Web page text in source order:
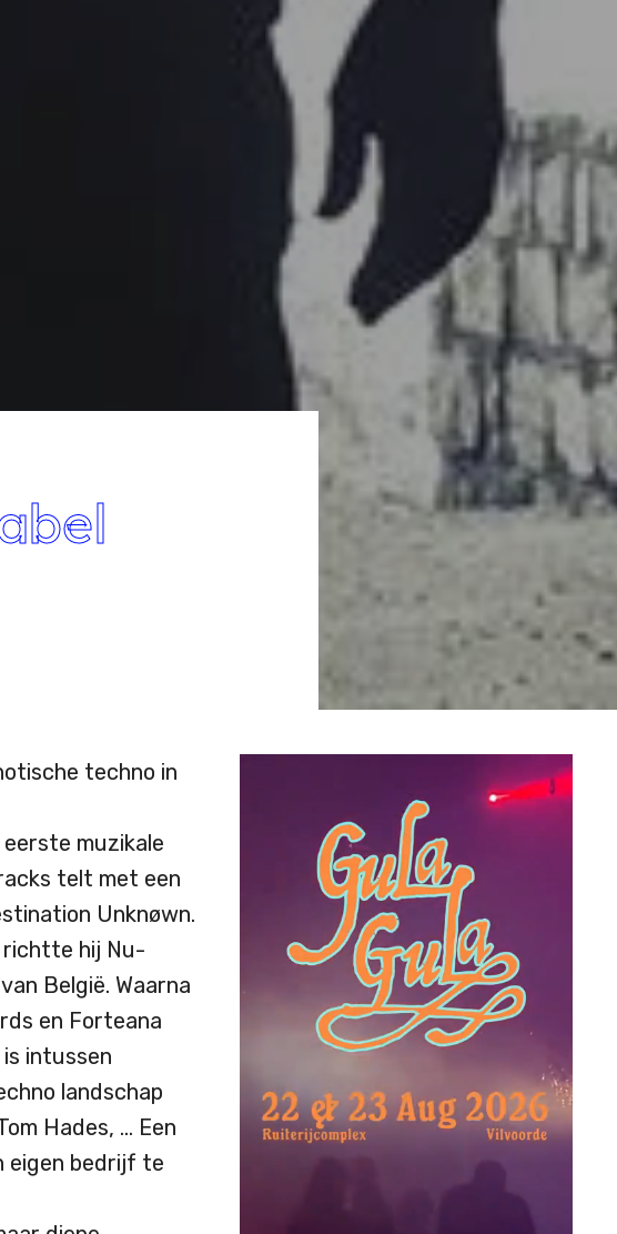
techno in
muzikale
telt met een
Unknøwn.
hij Nu-
België. Waarna
en Forteana
intussen
landschap
Hades, … Een
eigen bedrijf te